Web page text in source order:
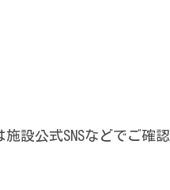
設公式SNSなどでご確認